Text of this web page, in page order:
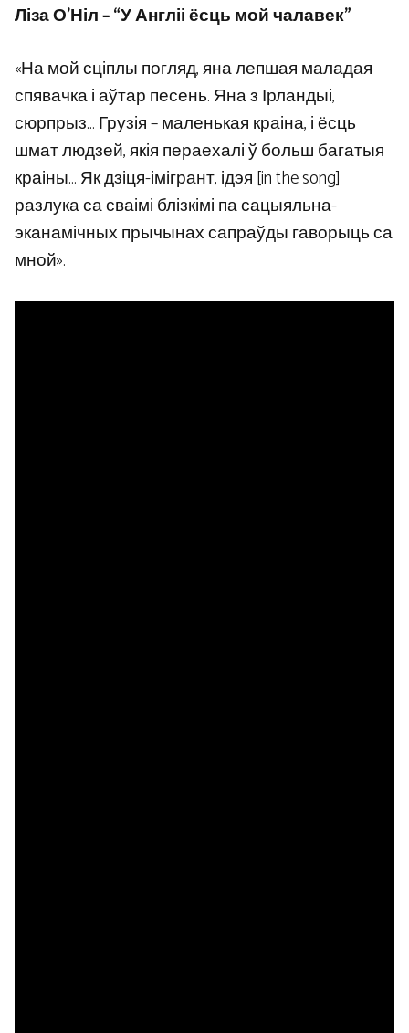
Ліза О’Ніл – “У Англіі ёсць мой чалавек”
«На мой сціплы погляд, яна лепшая маладая
спявачка і аўтар песень. Яна з Ірландыі,
сюрпрыз… Грузія – маленькая краіна, і ёсць
шмат людзей, якія пераехалі ў больш багатыя
краіны… Як дзіця-імігрант, ідэя [in the song]
разлука са сваімі блізкімі па сацыяльна-
эканамічных прычынах сапраўды гаворыць са
мной».